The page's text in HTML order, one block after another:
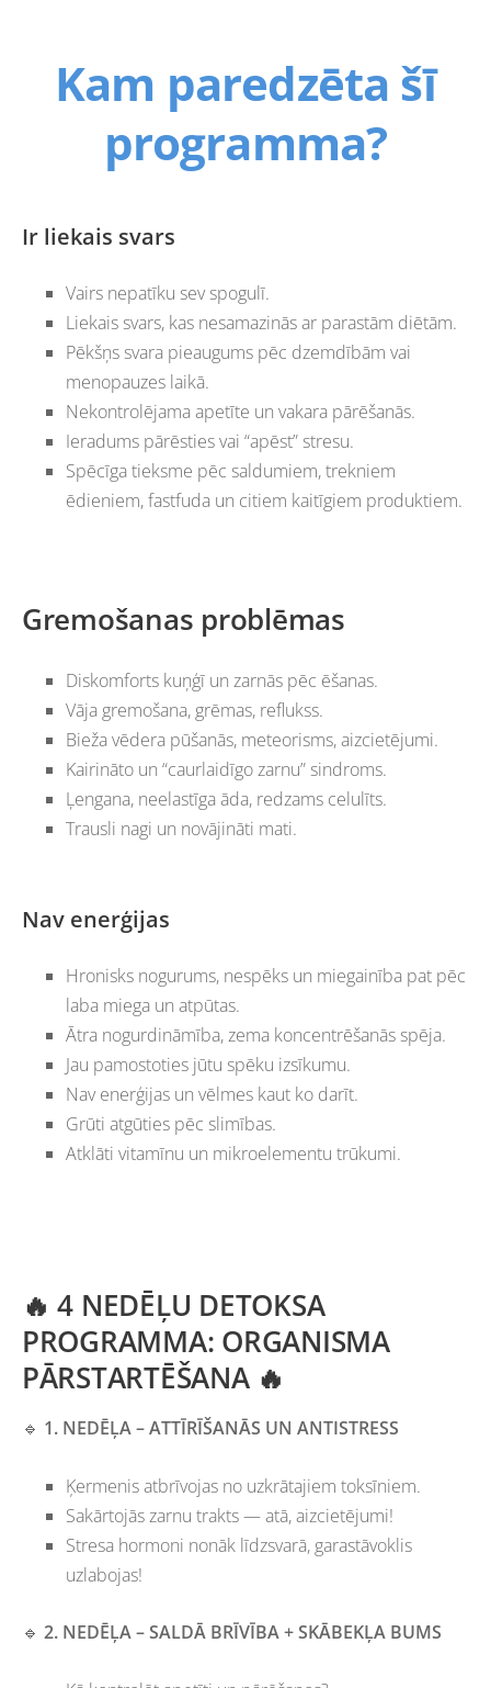
Kam paredzēta šī
programma?
Ir liekais svars
Vairs nepatīku sev spogulī.
Liekais svars, kas nesamazinās ar parastām diētām.
Pēkšņs svara pieaugums pēc dzemdībām vai
menopauzes laikā.
Nekontrolējama apetīte un vakara pārēšanās.
Ieradums pārēsties vai “apēst” stresu.
Spēcīga tieksme pēc saldumiem, trekniem
ēdieniem, fastfuda un citiem kaitīgiem produktiem.
Gremošanas problēmas
Diskomforts kuņģī un zarnās pēc ēšanas.
Vāja gremošana, grēmas, reflukss.
Bieža vēdera pūšanās, meteorisms, aizcietējumi.
Kairināto un “caurlaidīgo zarnu” sindroms.
Ļengana, neelastīga āda, redzams celulīts.
Trausli nagi un novājināti mati.
Nav enerģijas
Hronisks nogurums, nespēks un miegainība pat pēc
laba miega un atpūtas.
Ātra nogurdināmība, zema koncentrēšanās spēja.
Jau pamostoties jūtu spēku izsīkumu.
Nav enerģijas un vēlmes kaut ko darīt.
Grūti atgūties pēc slimības.
Atklāti vitamīnu un mikroelementu trūkumi.
🔥 4 NEDĒĻU DETOKSA
PROGRAMMA: ORGANISMA
PĀRSTARTĒŠANA 🔥
🔹 1. NEDĒĻA – ATTĪRĪŠANĀS UN ANTISTRESS
Ķermenis atbrīvojas no uzkrātajiem toksīniem.
Sakārtojās zarnu trakts —atā, aizcietējumi!
Stresa hormoni nonāk līdzsvarā, garastāvoklis
uzlabojas!
🔹 2. NEDĒĻA – SALDĀ BRĪVĪBA + SKĀBEKĻA BUMS